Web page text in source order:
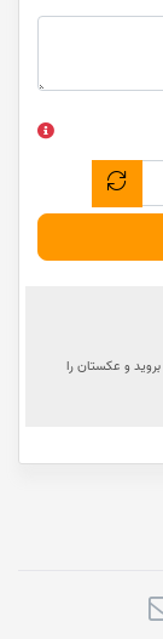
بروید و عکستان را